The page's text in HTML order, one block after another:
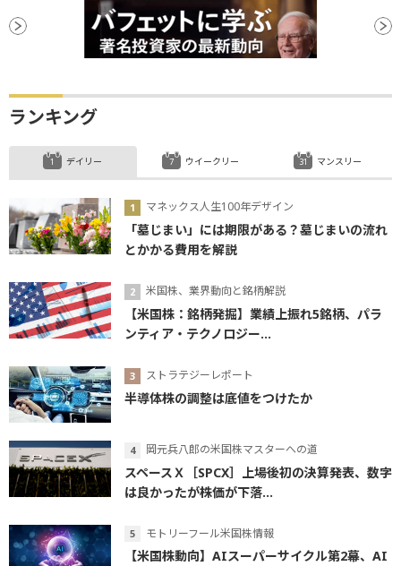
ランキング
デイリー
マネックス人生100年デザイン
「墓じまい」には期限がある？墓じまいの流れ
とかかる費用を解説
米国株、業界動向と銘柄解説
【米国株：銘柄発掘】業績上振れ5銘柄、パラ
ンティア・テクノロジー...
ストラテジーレポート
半導体株の調整は底値をつけたか
岡元兵八郎の米国株マスターへの道
スペースＸ［SPCX］上場後初の決算発表、数字
は良かったが株価が下落...
モトリーフール米国株情報
【米国株動向】AIスーパーサイクル第2幕、AI
ウイークリー マンスリー